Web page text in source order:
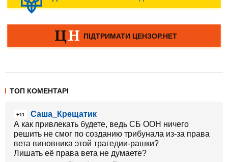
ТОП КОМЕНТАРІ
+11
Саша_Крещатик
А как привлекать будете, ведь СБ ООН ничего
решить не смог по созданию трибунала из-за права
вета виновника этой трагедии-рашки?
Лишать её права вета не думаете?